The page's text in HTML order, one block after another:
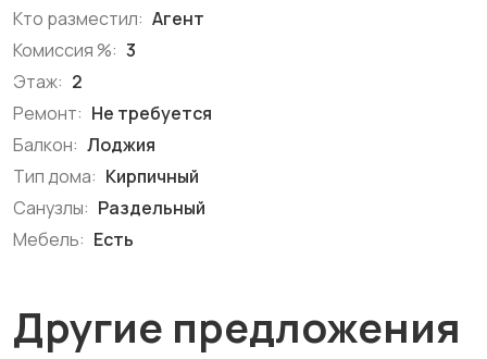
Кто разместил: Агент
Комиссия %: 3
Этаж: 2
Ремонт: Не требуется
Балкон: Лоджия
Тип дома: Кирпичный
Санузлы: Раздельный
Мебель: Есть
Другие предложения